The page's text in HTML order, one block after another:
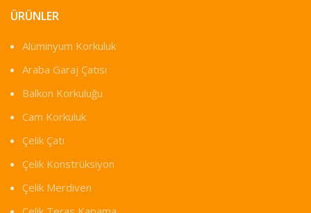
ÜRÜNLER
Alüminyum Korkuluk
Araba Garaj Çatısı
Balkon Korkuluğu
Cam Korkuluk
Çelik Çatı
Çelik Konstrüksiyon
Çelik Merdiven